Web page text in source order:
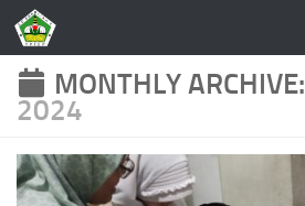
Skip to content
MONTHLY ARCHIVE:
2024